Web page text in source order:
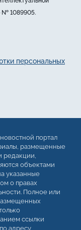
№ 1089905.
персональных
портал
размещенные
редакции,
объектами
указанные
о правах
Полное или
ссылки
адресу